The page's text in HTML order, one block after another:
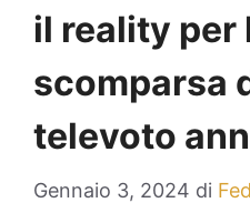
il reality per
scomparsa
televoto
Gennaio 3, 2024 di